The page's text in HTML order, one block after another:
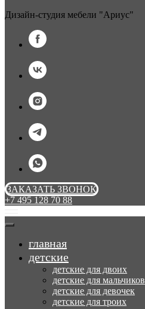
Дизайн-студия мебели "Ариус"
ЗАКАЗАТЬ ЗВОНОК
+7 495 128 70 88
главная
детские
детские для двоих
детские для мальчиков
детские для девочек
детские для троих